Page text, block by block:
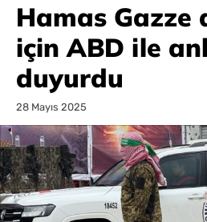
Hamas Gazze
için ABD ile
duyurdu
28 Mayıs 2025